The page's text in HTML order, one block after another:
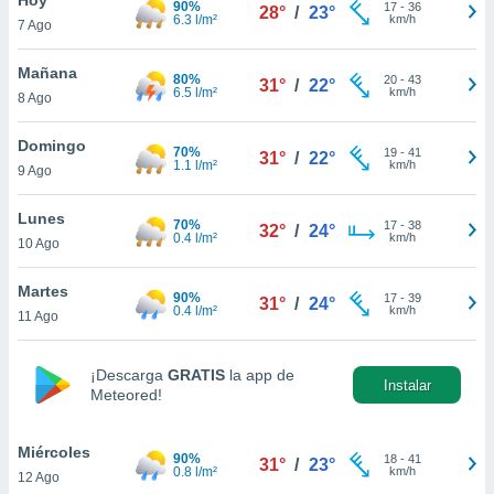
en
más
nuestra
de
aceptar
de
7 Ago
90%
6.3 l/m²
28° / 23° 17- 36
km/h
Mañana
8 Ago
80%
6.5 l/m²
31° / 22° 20- 43
km/h
Domingo
9 Ago
70%
1.1 l/m²
31° / 22° 19- 41
km/h
Lunes
10 Ago
70%
0.4 l/m²
32° / 24° 17- 38
km/h
Martes
11 Ago
90%
0.4 l/m²
31° / 24° 17- 39
km/h
¡Descarga GRATIS la app de
Meteored!
Instalar
Miércoles
12 Ago
90%
0.8 l/m²
31° / 23° 18- 41
km/h